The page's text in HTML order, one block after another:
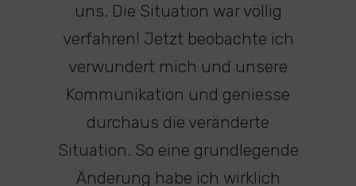
uns. Die Situation war völlig
verfahren! Jetzt beobachte ich
verwundert mich und unsere
Kommunikation und geniesse
durchaus die veränderte
Situation. So eine grundlegende
Änderung habe ich wirklich